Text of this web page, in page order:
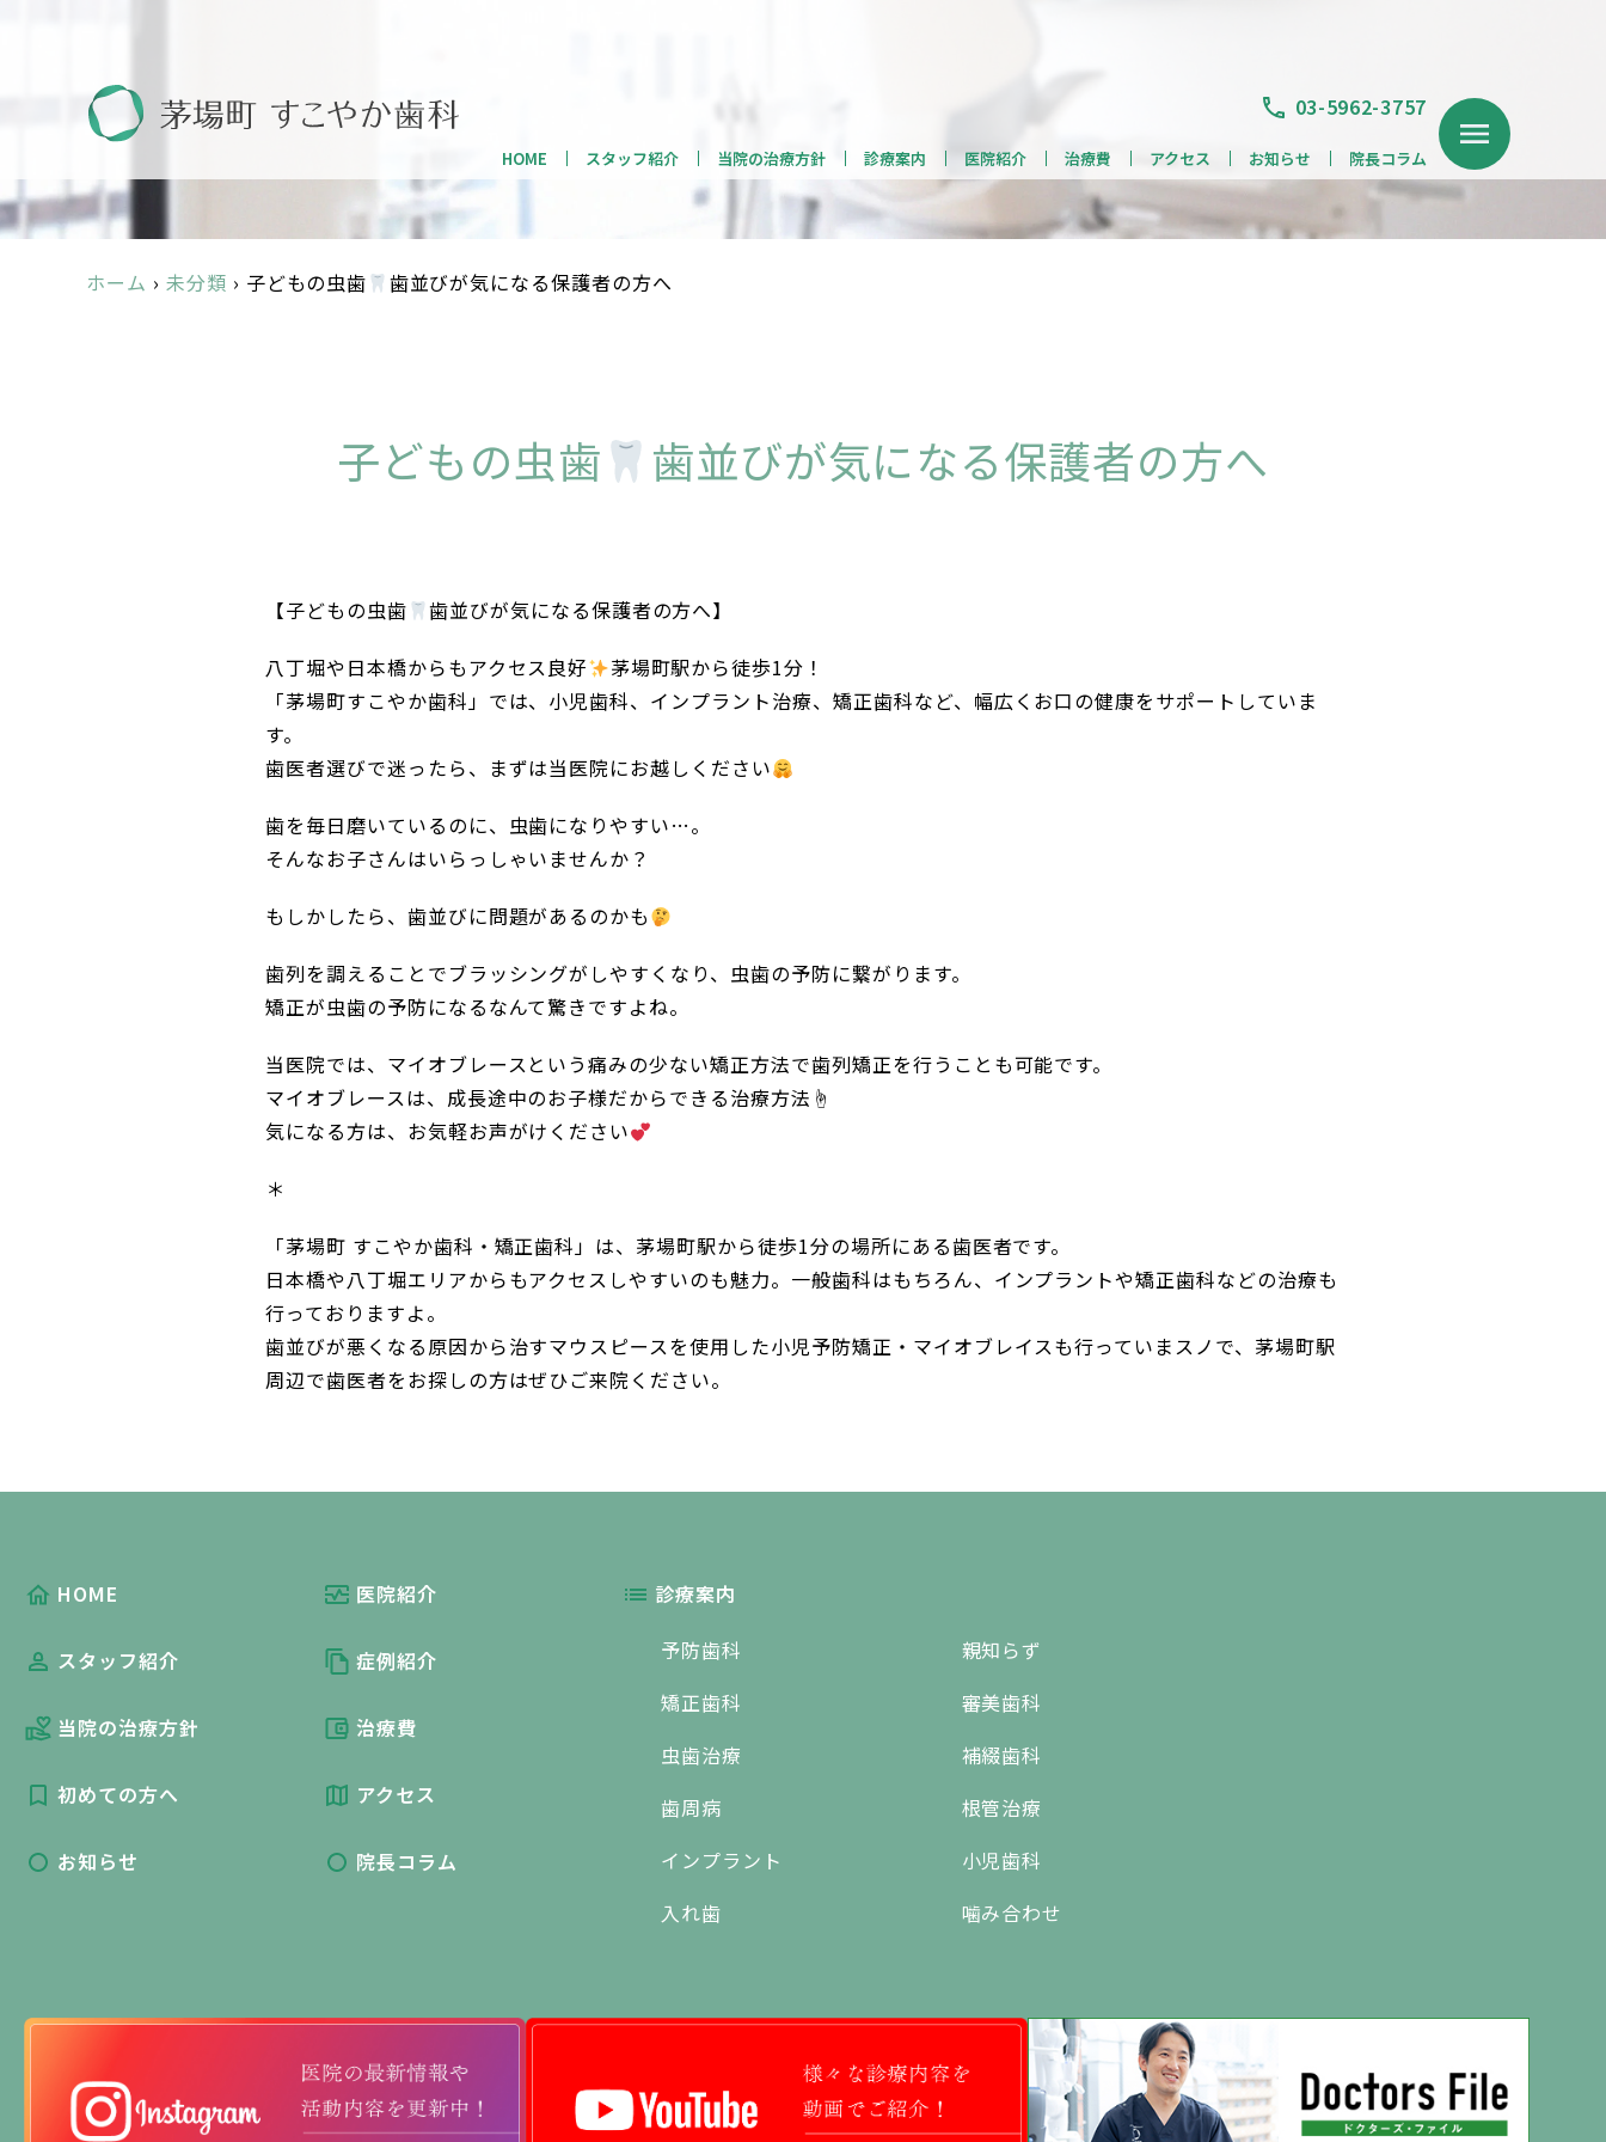
03-5962-3757
HOME スタッフ紹介 当院の治療方針 診療案内 医院紹介 治療費 アクセス お知らせ 院長コラム
ホーム › 未分類 › 子どもの虫歯 歯並びが気になる保護者の方へ
子どもの虫歯 歯並びが気になる保護者の方へ
【子どもの虫歯
歯並びが気になる保護者の方へ】
八丁堀や日本橋からもアクセス良好
茅場町駅から徒歩1分！
「茅場町すこやか歯科」では、小児歯科、インプラント治療、矯正歯科など、幅広くお口の健康をサポートしていま
す。
歯医者選びで迷ったら、まずは当医院にお越しください
歯を毎日磨いているのに、虫歯になりやすい…。
そんなお子さんはいらっしゃいませんか？
もしかしたら、歯並びに問題があるのかも
歯列を調えることでブラッシングがしやすくなり、虫歯の予防に繋がります。
矯正が虫歯の予防になるなんて驚きですよね。
当医院では、マイオブレースという痛みの少ない矯正方法で歯列矯正を行うことも可能です。
マイオブレースは、成長途中のお子様だからできる治療方法☝
気になる方は、お気軽お声がけください
＊
「茅場町 すこやか歯科・矯正歯科」は、茅場町駅から徒歩1分の場所にある歯医者です。
日本橋や八丁堀エリアからもアクセスしやすいのも魅力。一般歯科はもちろん、インプラントや矯正歯科などの治療も
行っておりますよ。
歯並びが悪くなる原因から治すマウスピースを使用した小児予防矯正・マイオブレイスも行っていまスノで、茅場町駅
周辺で歯医者をお探しの方はぜひご来院ください。
HOME
スタッフ紹介
当院の治療方針
初めての方へ
お知らせ
医院紹介
症例紹介
治療費
アクセス
院長コラム
診療案内
予防歯科
矯正歯科
虫歯治療
歯周病
インプラント
入れ歯
親知らず
審美歯科
補綴歯科
根管治療
小児歯科
噛み合わせ